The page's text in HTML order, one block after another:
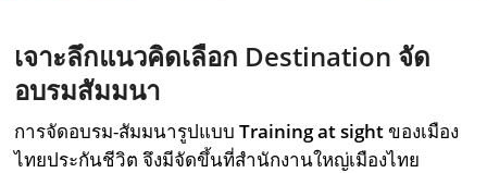
เจาะลึกแนวคิดเลือก Destination จัด
อบรมสัมมนา
การจัดอบรม-สัมมนารูปแบบTraining at sightของเมือง
ไทยประกันชีวิต จึงมีจัดขึ้นที่สำนักงานใหญ่เมืองไทย